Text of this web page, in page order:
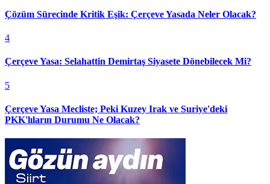
Çözüm Sürecinde Kritik Eşik: Çerçeve Yasada Neler Olacak?
4
Çerçeve Yasa: Selahattin Demirtaş Siyasete Dönebilecek Mi?
5
Çerçeve Yasa Mecliste; Peki Kuzey Irak ve Suriye'deki
PKK'lıların Durumu Ne Olacak?